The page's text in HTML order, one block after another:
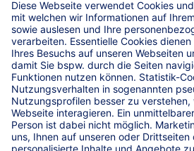
Kautionsversicherung
Berechnen